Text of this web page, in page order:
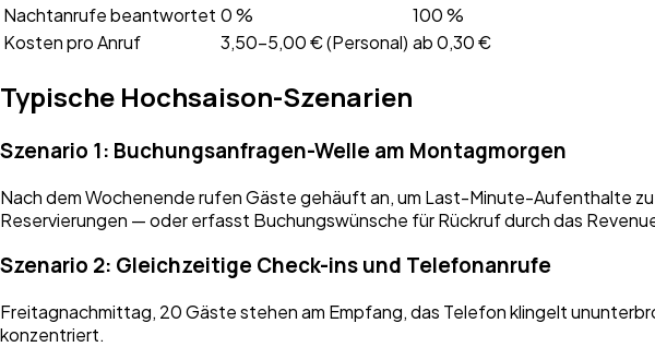
Nachtanrufe beantwortet 0 %
100 %
Kosten pro Anruf
3,50–5,00 € (Personal) ab 0,30 €
Typische Hochsaison-Szenarien
Szenario 1: Buchungsanfragen-Welle am Montagmorgen
Nach dem Wochenende rufen Gäste gehäuft an, um Last-Minute-Aufenthalte
Reservierungen — oder erfasst Buchungswünsche für Rückruf durch das
Szenario 2: Gleichzeitige Check-ins und Telefonanrufe
Freitagnachmittag, 20 Gäste stehen am Empfang, das Telefon klingelt
konzentriert.